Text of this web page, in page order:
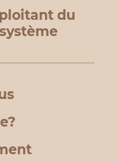
du
système